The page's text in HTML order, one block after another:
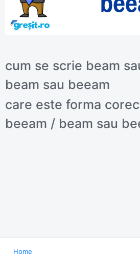
cum se scrie beam
beam sau beeam
care este forma
beeam / beam sau
Home